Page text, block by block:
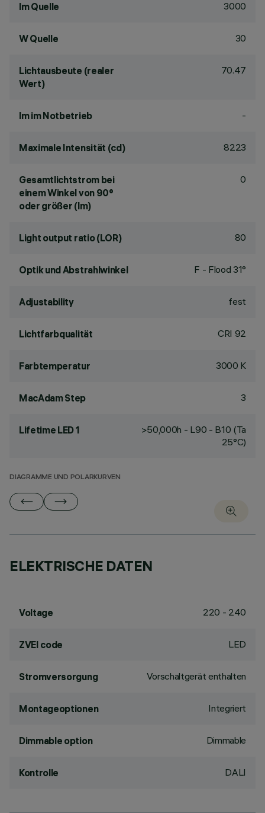
lm Quelle 3000
W Quelle 30
Lichtausbeute (realer
Wert)
70.47
lm im Notbetrieb -
Maximale Intensität (cd) 8223
Gesamtlichtstrom bei
einem Winkel von 90°
oder größer (lm)
0
Light output ratio (LOR) 80
Optik und Abstrahlwinkel F - Flood 31°
Adjustability fest
Lichtfarbqualität CRI 92
Farbtemperatur 3000 K
MacAdam Step 3
Lifetime LED 1
>50,000h - L90 - B10 (Ta
25°C)
DIAGRAMME UND POLARKURVEN
ELEKTRISCHE DATEN
Voltage 220 - 240
ZVEI code LED
Stromversorgung Vorschaltgerät enthalten
Montageoptionen Integriert
Dimmable option Dimmable
Kontrolle DALI